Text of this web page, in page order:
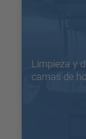
Limpieza y
camas de